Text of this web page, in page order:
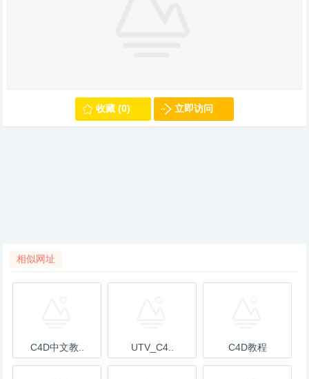
收藏 (0) 立即访问
相似网址
C4D中文教.. UTV_C4.. C4D教程